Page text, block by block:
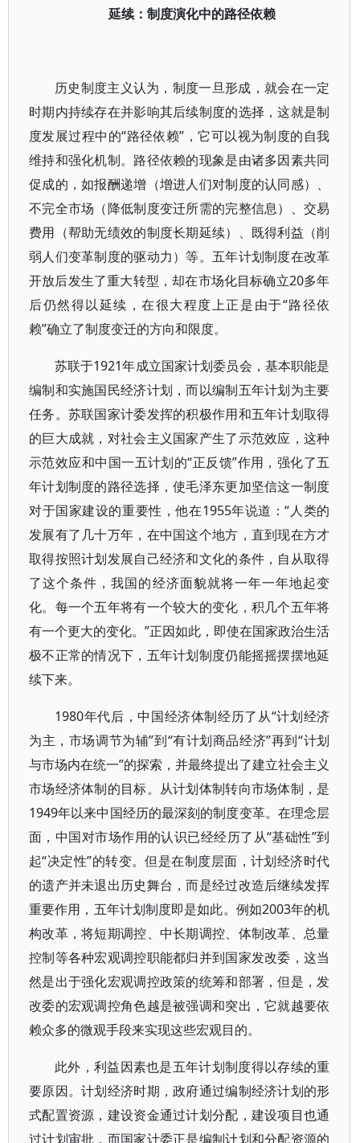
延续：制度演化中的路径依赖
历史制度主义认为，制度一旦形成，就会在一定
时期内持续存在并影响其后续制度的选择，这就是制
度发展过程中的“路径依赖”，它可以视为制度的自我
维持和强化机制。路径依赖的现象是由诸多因素共同
促成的，如报酬递增（增进人们对制度的认同感）、
不完全市场（降低制度变迁所需的完整信息）、交易
费用（帮助无绩效的制度长期延续）、既得利益（削
弱人们变革制度的驱动力）等。五年计划制度在改革
开放后发生了重大转型，却在市场化目标确立20多年
后仍然得以延续，在很大程度上正是由于“路径依
赖”确立了制度变迁的方向和限度。
苏联于1921年成立国家计划委员会，基本职能是
编制和实施国民经济计划，而以编制五年计划为主要
任务。苏联国家计委发挥的积极作用和五年计划取得
的巨大成就，对社会主义国家产生了示范效应，这种
示范效应和中国一五计划的“正反馈”作用，强化了五
年计划制度的路径选择，使毛泽东更加坚信这一制度
对于国家建设的重要性，他在1955年说道：“人类的
发展有了几十万年，在中国这个地方，直到现在方才
取得按照计划发展自己经济和文化的条件，自从取得
了这个条件，我国的经济面貌就将一年一年地起变
化。每一个五年将有一个较大的变化，积几个五年将
有一个更大的变化。”正因如此，即使在国家政治生活
极不正常的情况下，五年计划制度仍能摇摇摆摆地延
续下来。
1980年代后，中国经济体制经历了从“计划经济
为主，市场调节为辅”到“有计划商品经济”再到“计划
与市场内在统一”的探索，并最终提出了建立社会主义
市场经济体制的目标。从计划体制转向市场体制，是
1949年以来中国经历的最深刻的制度变革。在理念层
面，中国对市场作用的认识已经经历了从“基础性”到
起“决定性”的转变。但是在制度层面，计划经济时代
的遗产并未退出历史舞台，而是经过改造后继续发挥
重要作用，五年计划制度即是如此。例如2003年的机
构改革，将短期调控、中长期调控、体制改革、总量
控制等各种宏观调控职能都归并到国家发改委，这当
然是出于强化宏观调控政策的统筹和部署，但是，发
改委的宏观调控角色越是被强调和突出，它就越要依
赖众多的微观手段来实现这些宏观目的。
此外，利益因素也是五年计划制度得以存续的重
要原因。计划经济时期，政府通过编制经济计划的形
式配置资源，建设资金通过计划分配，建设项目也通
过计划审批，而国家计委正是编制计划和分配资源的